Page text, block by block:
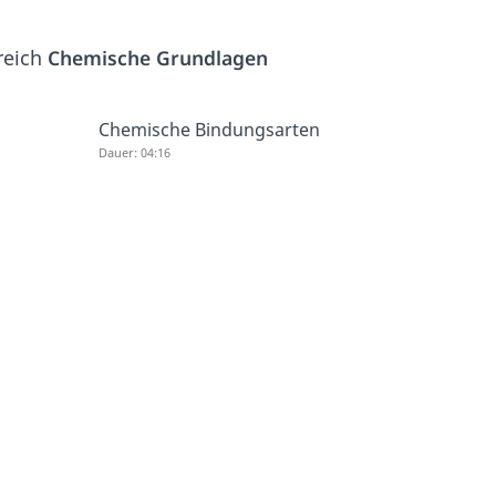
Chemische Grundlagen
Chemische Bindungsarten
Dauer: 04:16